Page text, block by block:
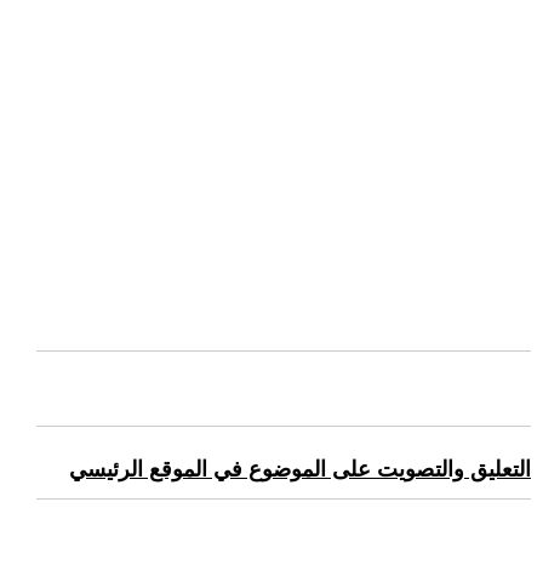
التعليق والتصويت على الموضوع في الموقع الرئيسي